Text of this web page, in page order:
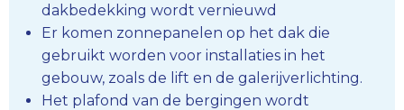
dakbedekking wordt vernieuwd
Er komen zonnepanelen op het dak die
gebruikt worden voor installaties in het
gebouw, zoals de lift en de galerijverlichting.
Het plafond van de bergingen wordt